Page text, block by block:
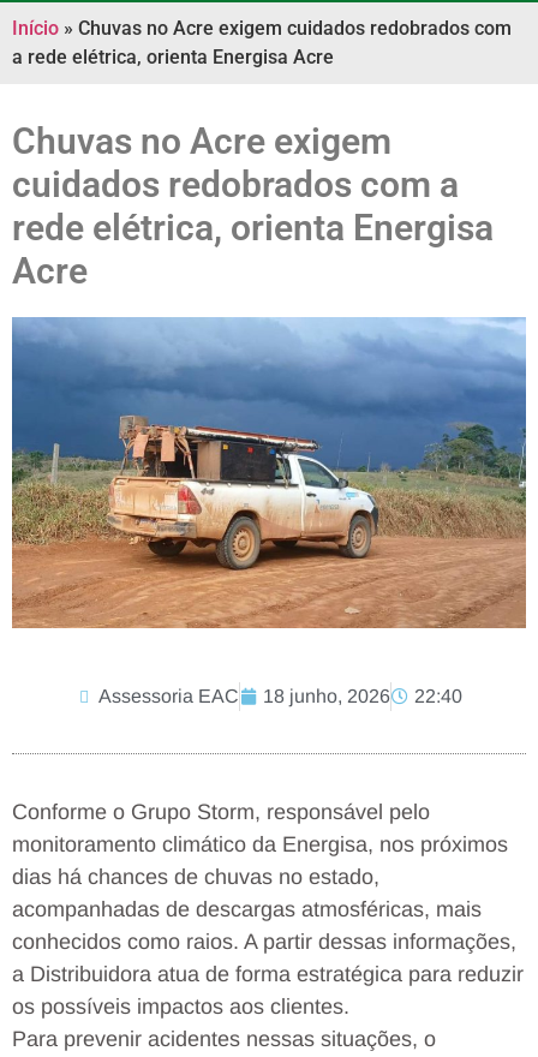
Início » Chuvas no Acre exigem cuidados redobrados com
a rede elétrica, orienta Energisa Acre
Chuvas no Acre exigem
cuidados redobrados com a
rede elétrica, orienta Energisa
Acre
Assessoria EAC 18 junho, 2026 22:40
Conforme o Grupo Storm, responsável pelo
monitoramento climático da Energisa, nos próximos
dias há chances de chuvas no estado,
acompanhadas de descargas atmosféricas, mais
conhecidos como raios. A partir dessas informações,
a Distribuidora atua de forma estratégica para reduzir
os possíveis impactos aos clientes.
Para prevenir acidentes nessas situações, o